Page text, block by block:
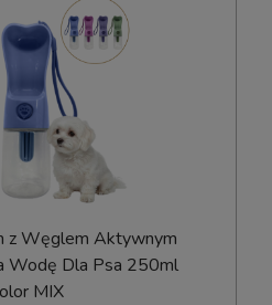
z Węglem Aktywnym
Wodę Dla Psa 250ml
MIX